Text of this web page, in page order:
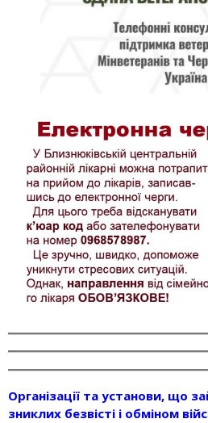
Організації та установи, що
зниклих безвісті і обміном